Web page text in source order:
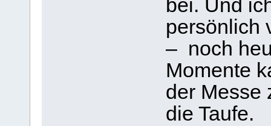
bei. Und
persönlich
– noch
Momente
der Messe
die Taufe.